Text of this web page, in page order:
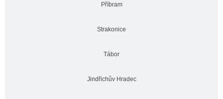
Příbram
Strakonice
Tábor
Jindřichův Hradec